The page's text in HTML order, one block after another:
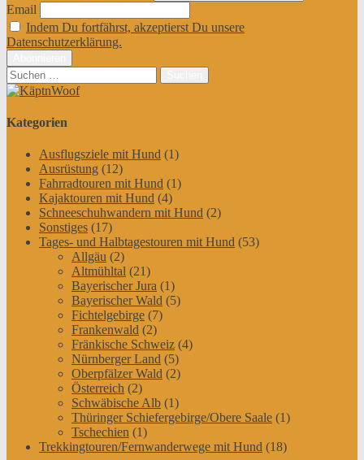
Email
Indem Du fortfährst, akzeptierst Du unsere
Datenschutzerklärung.
Suchen
nach:
Kategorien
Ausflugsziele mit Hund (1)
Ausrüstung (12)
Fahrradtouren mit Hund (1)
Kajaktouren mit Hund (4)
Schneeschuhwandern mit Hund (2)
Sonstiges (17)
Tages- und Halbtagestouren mit Hund (53)
Allgäu (2)
Altmühltal (21)
Bayerischer Jura (1)
Bayerischer Wald (5)
Fichtelgebirge (7)
Frankenwald (2)
Fränkische Schweiz (4)
Nürnberger Land (5)
Oberpfälzer Wald (2)
Österreich (2)
Schwäbische Alb (1)
Thüringer Schiefergebirge/Obere Saale (1)
Tschechien (1)
Trekkingtouren/Fernwanderwege mit Hund (18)